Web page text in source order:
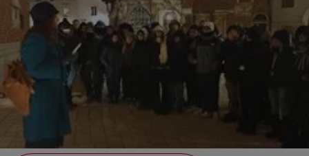
Privacy
Policy
Chi
siamo